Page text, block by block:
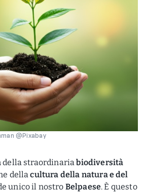
@Pixabay
della straordinariabiodiversità
dellacultura della natura e del
unico il nostro Belpaese. È questo